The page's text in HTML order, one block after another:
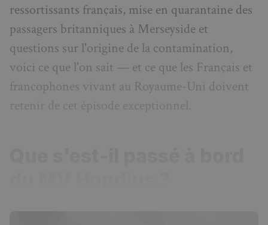
ressortissants français, mise en quarantaine des
passagers britanniques à Merseyside et
questions sur l'origine de la contamination,
voici ce que l'on sait — et ce que les Français et
francophones vivant au Royaume-Uni doivent
retenir de cet épisode exceptionnel.